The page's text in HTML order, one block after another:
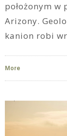
położonym w
Arizony.
kanion robi
More